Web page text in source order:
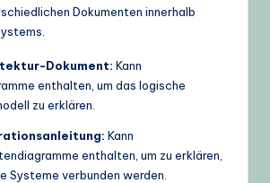
Dokumenten innerhalb
Dokument: Kann
enthalten, um das logische
zu erklären.
Kann
enthalten, um zu erklären,
Systeme verbunden werden.